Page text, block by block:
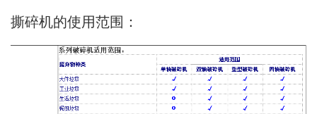
撕碎机的使用范围：